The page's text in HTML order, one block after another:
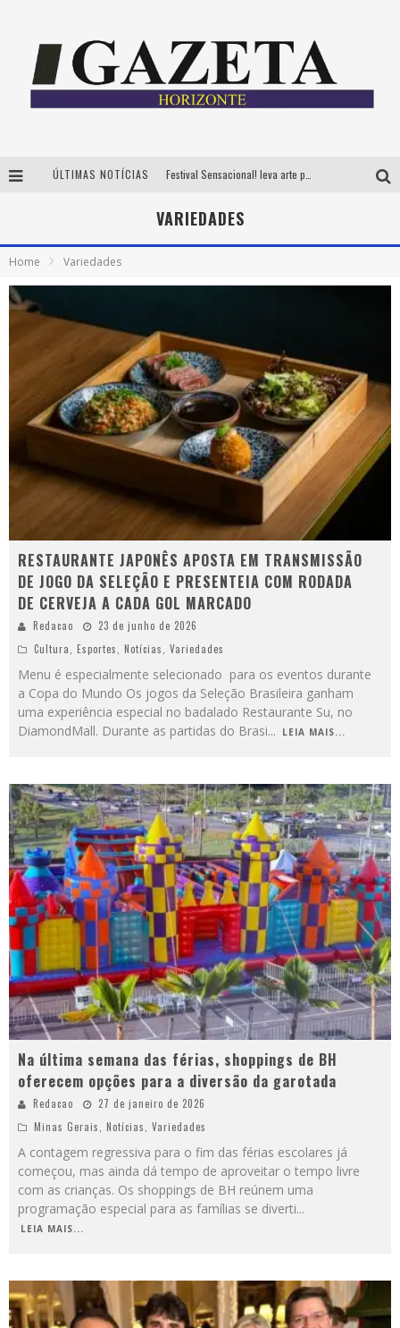
ÚLTIMAS NOTÍCIAS
Grandes shows, cenografia instagramável e resgate das tradições marcam o sucesso da 24ª edição do Forró do Givanildo
VARIEDADES
Home Variedades
RESTAURANTE JAPONÊS APOSTA EM TRANSMISSÃO
DE JOGO DA SELEÇÃO E PRESENTEIA COM RODADA
DE CERVEJA A CADA GOL MARCADO
Redacao
23 de junho de 2026
Cultura, Esportes, Notícias, Variedades
Menu é especialmente selecionado para os eventos durante
a Copa do Mundo Os jogos da Seleção Brasileira ganham
uma experiência especial no badalado Restaurante Su, no
DiamondMall. Durante as partidas do Brasi... LEIA MAIS...
Na última semana das férias, shoppings de BH
oferecem opções para a diversão da garotada
Redacao
27 de janeiro de 2026
Minas Gerais
Notícias Variedades
A contagem regressiva para o fim das férias escolares já
começou, mas ainda dá tempo de aproveitar o tempo livre
com as crianças. Os shoppings de BH reúnem uma
programação especial para as famílias se diverti...
LEIA MAIS...